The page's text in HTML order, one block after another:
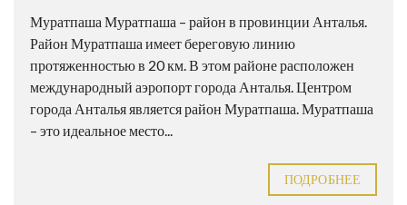
Муратпаша Муратпаша – район в провинции Анталья.
Район Муратпаша имеет береговую линию
протяженностью в 20 км. В этом районе расположен
международный аэропорт города Анталья. Центром
города Анталья является район Муратпаша. Муратпаша
– это идеальное место...
ПОДРОБНЕЕ